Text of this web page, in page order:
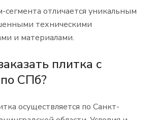
отличается уникальным
техническими
и материалами.
плитка с
СПб?
осуществляется по Санкт-